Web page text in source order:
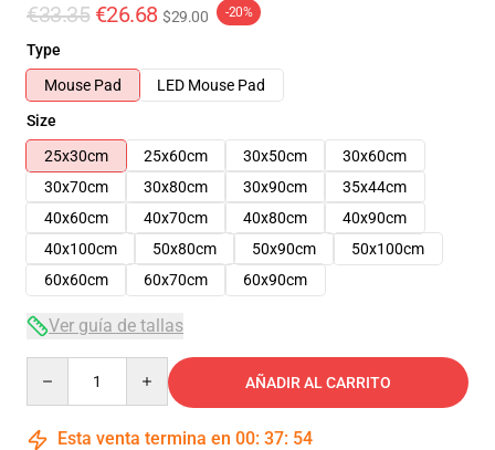
€33.35 €26.68 $29.00 -20%
Type
Mouse Pad
LED Mouse Pad
Size
25x30cm
25x60cm 30x50cm
30x60cm
30x70cm
30x80cm 30x90cm
35x44cm
40x60cm
40x70cm 40x80cm
40x90cm
40x100cm
50x80cm 50x90cm
50x100cm
60x60cm
60x70cm 60x90cm
Ver guía de tallas
AÑADIR AL CARRITO
Esta venta termina en 00: 37: 54